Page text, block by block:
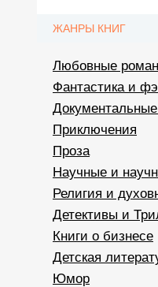
ЖАНРЫ КНИГ
Любовные
Фантастика и
Документальные
Приключения
Проза
Научные и
Религия и
Детективы и
Книги о бизнесе
Детская
Юмор